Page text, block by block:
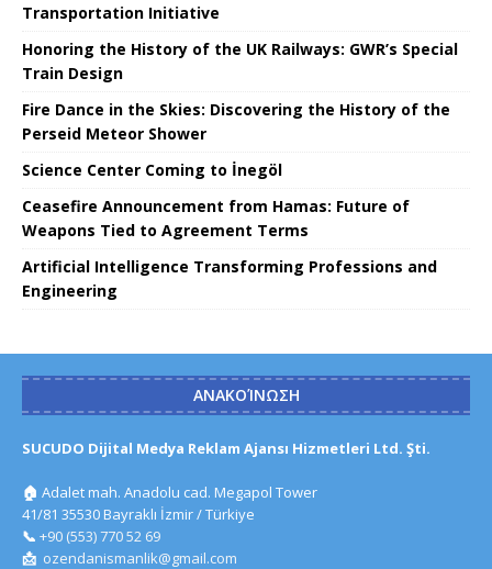
Transportation Initiative
Honoring the History of the UK Railways: GWR’s Special
Train Design
Fire Dance in the Skies: Discovering the History of the
Perseid Meteor Shower
Science Center Coming to İnegöl
Ceasefire Announcement from Hamas: Future of
Weapons Tied to Agreement Terms
Artificial Intelligence Transforming Professions and
Engineering
ΑΝΑΚΟΊΝΩΣΗ
SUCUDO Dijital Medya Reklam Ajansı Hizmetleri Ltd. Şti.
🏠 Adalet mah. Anadolu cad. Megapol Tower
41/81 35530 Bayraklı İzmir / Türkiye
📞 +90 (553) 770 52 69
📩 ozendanismanlik@gmail.com